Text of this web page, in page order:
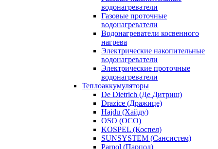
водонагреватели
Газовые проточные
водонагреватели
Водонагреватели косвенного
нагрева
Электрические накопительные
водонагреватели
Электрические проточные
водонагреватели
Теплоаккумуляторы
De Dietrich (Де Дитриш)
Drazice (Дражице)
Hajdu (Хайду)
OSO (ОСО)
KOSPEL (Коспел)
SUNSYSTEM (Сансистем)
Parpol (Парпол)